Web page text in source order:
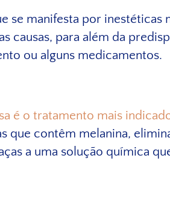
se manifesta por
causas, para além da
ou alguns medicamentos.
é o tratamento mais
que contêm melanina,
a uma solução química